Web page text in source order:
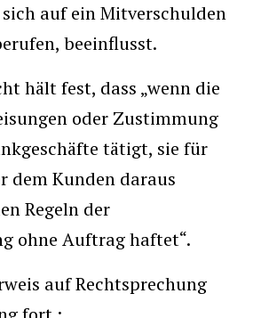
auf ein Mitverschulden
beeinflusst.
hält fest, dass „wenn die
oder Zustimmung
tätigt, sie für
dem Kunden daraus
Regeln der
ohne Auftrag haftet“.
auf Rechtsprechung